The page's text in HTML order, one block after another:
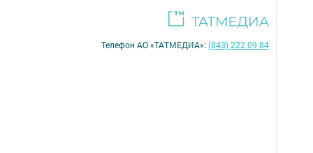
Телефон АО «ТАТМЕДИА»:(843) 222 09 84